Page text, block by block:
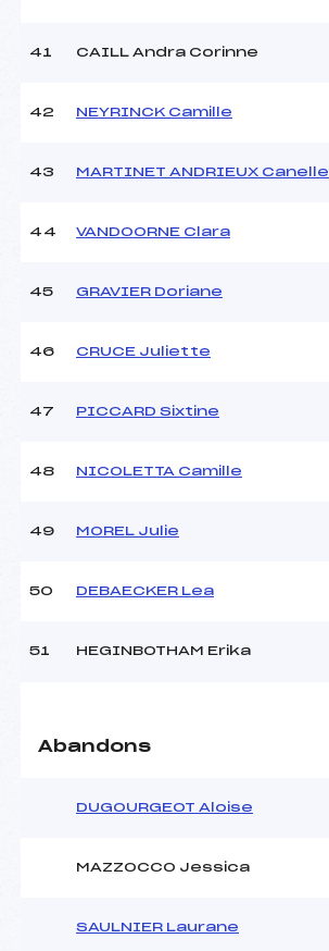
41 CAILL Andra Corinne
42 NEYRINCK Camille
43 MARTINET ANDRIEUX Canelle
44 VANDOORNE Clara
45 GRAVIER Doriane
46 CRUCE Juliette
47 PICCARD Sixtine
48 NICOLETTA Camille
49 MOREL Julie
50 DEBAECKER Lea
51 HEGINBOTHAM Erika
Abandons
DUGOURGEOT Aloise
MAZZOCCO Jessica
SAULNIER Laurane